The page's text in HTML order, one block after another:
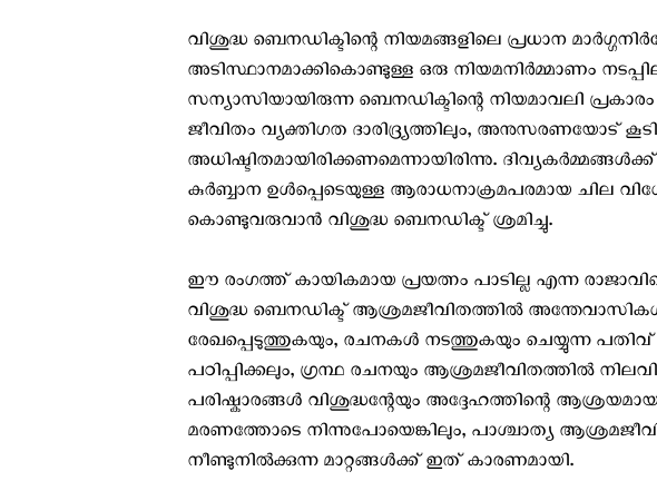
വിശുദ്ധ ബെനഡിക്ടിന്റെ നിയമങ്ങളിലെ പ്രധാന
അടിസ്ഥാനമാക്കികൊണ്ടുള്ള ഒരു നിയമനിര്‍മ്മാണം
സന്യാസിയായിരുന്ന ബെനഡിക്ടിന്റെ നിയമാവലി
ജീവിതം വ്യക്തിഗത ദാരിദ്ര്യത്തിലും, അനുസരണയോട്
അധിഷ്ടിതമായിരിക്കണമെന്നായിരിന്നു.
കുര്‍ബ്ബാന ഉള്‍പ്പെടെയുള്ള ആരാധനാക്രമപരമായ ചില
കൊണ്ടുവരുവാന്‍ വിശുദ്ധ ബെനഡിക്ട് ശ്രമിച്ചു.
ഈ രംഗത്ത് കായികമായ പ്രയത്നം പാടില്ല എന്ന
വിശുദ്ധ ബെനഡിക്ട് ആശ്രമജീവിതത്തില്‍
രേഖപ്പെടുത്തുകയും, രചനകള്‍ നടത്തുകയും ചെയ്യുന്ന പതിവ്
പഠിപ്പിക്കലും, ഗ്രന്ഥ രചനയും ആശ്രമജീവിതത്തില്‍
പരിഷ്കാരങ്ങള്‍ വിശുദ്ധന്റേയും അദ്ദേഹത്തിന്റെ
മരണത്തോടെ നിന്നുപോയെങ്കിലും, പാശ്ചാത്യ
നീണ്ടുനില്‍ക്കുന്ന മാറ്റങ്ങള്‍ക്ക് ഇത് കാരണമായി.